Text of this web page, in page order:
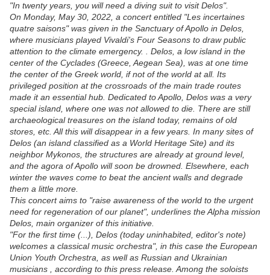
"In twenty years, you will need a diving suit to visit Delos".
On Monday, May 30, 2022, a concert entitled "Les incertaines
quatre saisons" was given in the Sanctuary of Apollo in Delos,
where musicians played Vivaldi's Four Seasons to draw public
attention to the climate emergency. . Delos, a low island in the
center of the Cyclades (Greece, Aegean Sea), was at one time
the center of the Greek world, if not of the world at all. Its
privileged position at the crossroads of the main trade routes
made it an essential hub. Dedicated to Apollo, Delos was a very
special island, where one was not allowed to die. There are still
archaeological treasures on the island today, remains of old
stores, etc. All this will disappear in a few years. In many sites of
Delos (an island classified as a World Heritage Site) and its
neighbor Mykonos, the structures are already at ground level,
and the agora of Apollo will soon be drowned. Elsewhere, each
winter the waves come to beat the ancient walls and degrade
them a little more.
This concert aims to "raise awareness of the world to the urgent
need for regeneration of our planet", underlines the Alpha mission
Delos, main organizer of this initiative.
"For the first time (...), Delos (today uninhabited, editor's note)
welcomes a classical music orchestra", in this case the European
Union Youth Orchestra, as well as Russian and Ukrainian
musicians , according to this press release. Among the soloists